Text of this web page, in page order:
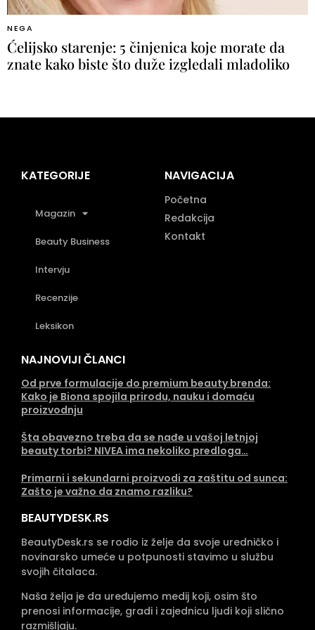
NEGA
Ćelijsko starenje: 5 činjenica koje morate da
znate kako biste što duže izgledali mladoliko
KATEGORIJE
Magazin
Beauty Business
Intervju
Recenzije
Leksikon
NAVIGACIJA
Početna
Redakcija
Kontakt
NAJNOVIJI ČLANCI
Od prve formulacije do premium beauty brenda:
Kako je Biona spojila prirodu, nauku i domaću
proizvodnju
Šta obavezno treba da se nađe u vašoj letnjoj
beauty torbi? NIVEA ima nekoliko predloga…
Primarni i sekundarni proizvodi za zaštitu od sunca:
Zašto je važno da znamo razliku?
BEAUTYDESK.RS
BeautyDesk.rs se rodio iz želje da svoje uredničko i
novinarsko umeće u potpunosti stavimo u službu
svojih čitalaca.
Naša želja je da uređujemo medij koji, osim što
prenosi informacije, gradi i zajednicu ljudi koji slično
razmišljaju.